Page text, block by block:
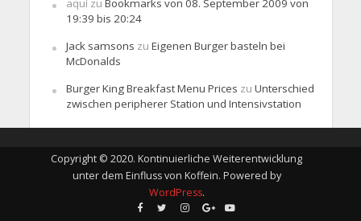
aquízu Bookmarks von 08. September 2009 von
19:39 bis 20:24
Jack samsons zu Eigenen Burger basteln bei
McDonalds
Burger King Breakfast Menu Prices zu Unterschied
zwischen peripherer Station und Intensivstation
Copyright © 2020. Kontinuierliche Weiterentwicklung
unter dem Einfluss von Koffein. Powered by
WordPress.